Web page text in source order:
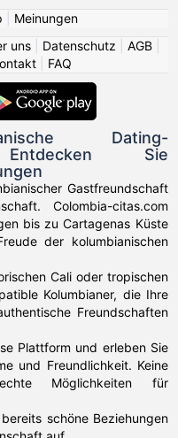
Meinungen
uns Datenschutz AGB
FAQ
Dating-
Sie
Gastfreundschaft
Colombia-citas.com
bis zu Cartagenas Küste
der kolumbianischen
Cali oder tropischen
Kolumbianer, die Ihre
Freundschaften
Plattform und erleben Sie
und Freundlichkeit. Keine
Möglichkeiten für
schöne Beziehungen